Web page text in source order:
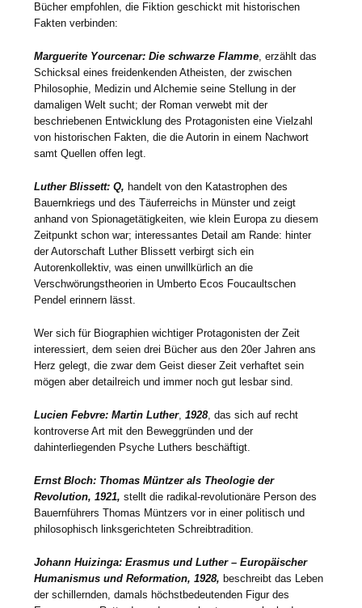
Bücher empfohlen, die Fiktion geschickt mit historischen
Fakten verbinden:
Marguerite Yourcenar: Die schwarze Flamme, erzählt das
Schicksal eines freidenkenden Atheisten, der zwischen
Philosophie, Medizin und Alchemie seine Stellung in der
damaligen Welt sucht; der Roman verwebt mit der
beschriebenen Entwicklung des Protagonisten eine Vielzahl
von historischen Fakten, die die Autorin in einem Nachwort
samt Quellen offen legt.
Luther Blissett: Q, handelt von den Katastrophen des
Bauernkriegs und des Täuferreichs in Münster und zeigt
anhand von Spionagetätigkeiten, wie klein Europa zu diesem
Zeitpunkt schon war; interessantes Detail am Rande: hinter
der Autorschaft Luther Blissett verbirgt sich ein
Autorenkollektiv, was einen unwillkürlich an die
Verschwörungstheorien in Umberto Ecos Foucaultschen
Pendel erinnern lässt.
Wer sich für Biographien wichtiger Protagonisten der Zeit
interessiert, dem seien drei Bücher aus den 20er Jahren ans
Herz gelegt, die zwar dem Geist dieser Zeit verhaftet sein
mögen aber detailreich und immer noch gut lesbar sind.
Lucien Febvre: Martin Luther, 1928, das sich auf recht
kontroverse Art mit den Beweggründen und der
dahinterliegenden Psyche Luthers beschäftigt.
Ernst Bloch: Thomas Müntzer als Theologie der
Revolution, 1921,stellt die radikal-revolutionäre Person des
Bauernführers Thomas Müntzers vor in einer politisch und
philosophisch linksgerichteten Schreibtradition.
Johann Huizinga: Erasmus und Luther – Europäischer
Humanismus und Reformation, 1928, beschreibt das Leben
der schillernden, damals höchstbedeutenden Figur des